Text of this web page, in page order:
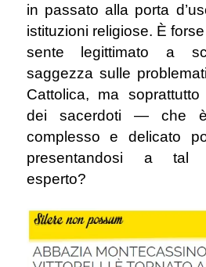
in passato alla porta
istituzioni religiose. È
sente legittimato a
saggezza sulle
Cattolica, ma
dei sacerdoti — che
complesso e delicato
presentandosi a tal
esperto?